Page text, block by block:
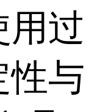
用过
性与